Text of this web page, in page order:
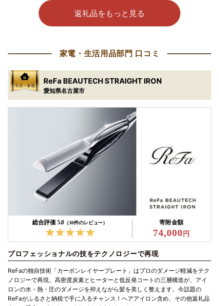
返礼品をもっと見る
家電・生活用品部門 口コミ
ReFa BEAUTECH STRAIGHT IRON
愛知県名古屋市
総合評価 5.0 （30件のレビュー） 寄附金額
74,000
プロフェッショナルの技をテクノロジーで再現
ReFaの独自技術「カーボンレイヤープレート」はプロのダメージ軽減をテク
ノロジーで再現。高密度炭素とヒーターと低反発コートの三層構造が、アイ
ロンの水・熱・圧のダメージを抑えながら髪を美しく整えます。今話題の
ReFaがふるさと納税で手に入るチャンス！ヘアアイロン含め、その他返礼品